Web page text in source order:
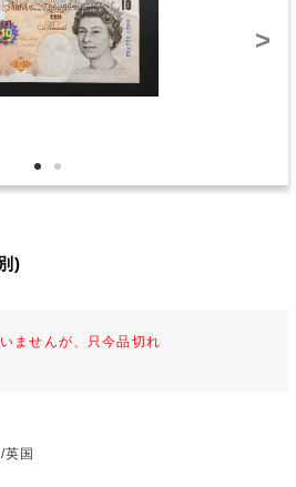
>
)
ませんが、只今品切れ
国